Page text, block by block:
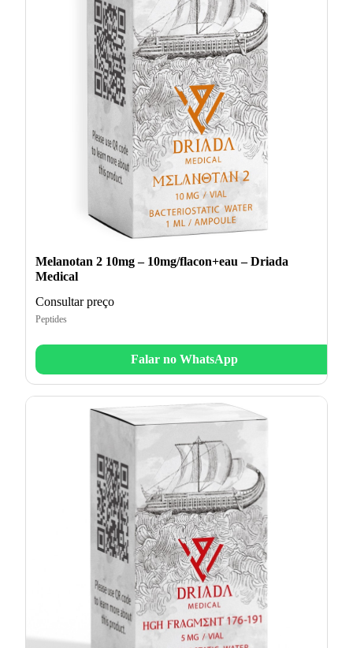
Melanotan 2 10mg – 10mg/flacon+eau – Driada
Medical
Consultar preço
Peptides
Falar no WhatsApp